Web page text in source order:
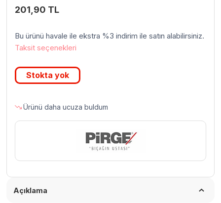
201,90 TL
Bu ürünü havale ile ekstra %3 indirim ile satın alabilirsiniz.
Taksit seçenekleri
Stokta yok
Ürünü daha ucuza buldum
Açıklama